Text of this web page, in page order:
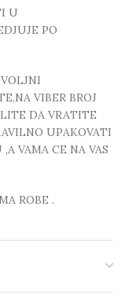
U
PO
VIBER BROJ
DA VRATITE
UPAKOVATI
VAMA CE NA VAS
ROBE .